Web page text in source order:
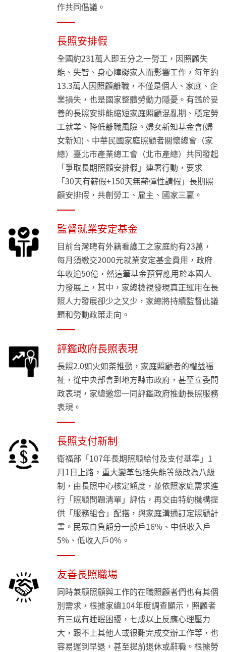
作共同倡議。
長照安排假
全國約231萬人即五分之一勞工，因照顧失
能、失智、身心障礙家人而影響工作，每年約
13.3萬人因照顧離職，不僅是個人、家庭、企
業損失，也是國家整體勞動力隱憂。有鑑於妥
善的長照安排能縮短家庭照顧混亂期、穩定勞
工就業、降低離職風險。婦女新知基金會(婦
女新知)、中華民國家庭照顧者關懷總會（家
總）臺北市產業總工會（北市產總）共同發起
「爭取長期照顧安排假」連署行動，要求
「30天有薪假+150天無薪彈性請假」長期照
顧安排假，共創勞工、雇主、國家三贏。
監督就業安定基金
目前台灣聘有外籍看護工之家庭約有23萬，
每月須繳交2000元就業安定基金費用，政府
年收逾50億，然這筆基金預算應用於本國人
力發展上，其中，家總檢視發現真正運用在長
照人力發展卻少之又少，家總將持續監督此議
題和勞動政策走向。
評鑑政府長照表現
長照2.0如火如荼推動，家庭照顧者的權益福
祉，從中央部會到地方縣市政府，甚至立委問
政表現，家總邀您一同評鑑政府推動長照服務
表現。
長照支付新制
衛福部「107年長期照顧給付及支付基準」1
月1日上路，重大變革包括失能等級改為八級
制，由長照中心核定額度，並依照家庭需求進
行「照顧問題清單」評估，再交由特約機構提
供「服務組合」配搭，與家庭溝通訂定照顧計
畫。民眾自負額分一般戶16%、中低收入戶
5%、低收入戶0%。
友善長照職場
同時兼顧照顧與工作的在職照顧者們也有其個
別需求，根據家總104年度調查顯示，照顧者
有三成有睡眠困擾，七成以上反應心理壓力
大，跟不上其他人或很難完成交辦工作等，也
容易遲到早退，甚至提前退休或辭職。根據勞